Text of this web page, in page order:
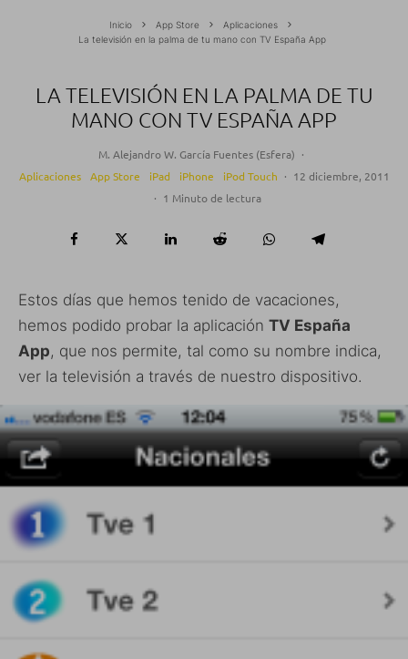
Inicio App Store
Aplicaciones
La televisión en la palma de tu mano con TV España App
LA TELEVISIÓN EN LA PALMA DE TU
MANO CON TV ESPAÑA APP
M. Alejandro W. García Fuentes (Esfera) ·
Aplicaciones
App Store iPad iPhone iPod Touch · 12 diciembre, 2011
· 1 Minuto de lectura
Estos días que hemos tenido de vacaciones,
hemos podido probar la aplicación TV España
App, que nos permite, tal como su nombre indica,
ver la televisión a través de nuestro dispositivo.